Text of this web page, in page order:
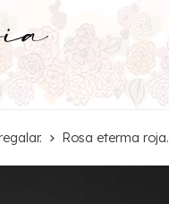
Rosa eterma roja.